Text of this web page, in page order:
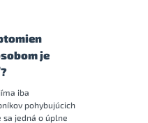
je
iba
pohybujúcich
sa jedná o úplne